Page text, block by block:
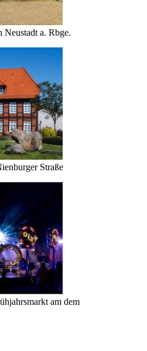
Neustadt a. Rbge.
Straße
am dem